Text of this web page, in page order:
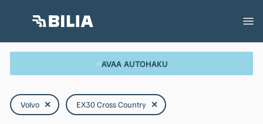
AVAA AUTOHAKU
Volvo ✕ EX30 Cross Country ✕